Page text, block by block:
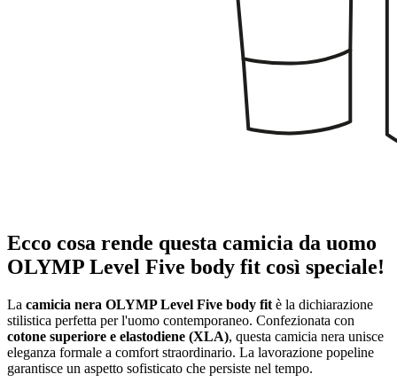
Ecco cosa rende questa camicia da uomo
OLYMP Level Five body fit così speciale!
La camicia nera OLYMP Level Five body fit è la dichiarazione
stilistica perfetta per l'uomo contemporaneo. Confezionata con
cotone superiore e elastodiene (XLA), questa camicia nera unisce
eleganza formale a comfort straordinario. La lavorazione popeline
garantisce un aspetto sofisticato che persiste nel tempo.